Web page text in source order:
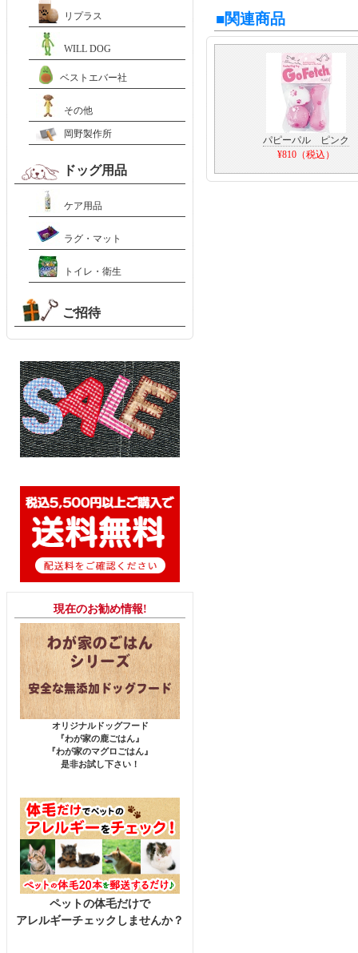
■関連商品
パピーパル ピンク
¥810（税込）
リプラス
WILL DOG
ベストエバー社
その他
岡野製作所
ドッグ用品
ケア用品
ラグ・マット
トイレ・衛生
ご招待
現在のお勧め情報!
オリジナルドッグフード
『わが家の鹿ごはん』
『わが家のマグロごはん』
是非お試し下さい！
ペットの体毛だけで
アレルギーチェックしませんか？